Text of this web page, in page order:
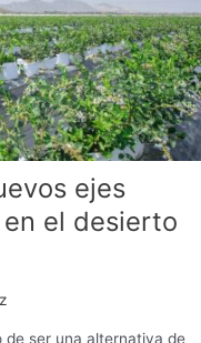
ejes
el desierto
de ser una alternativa de